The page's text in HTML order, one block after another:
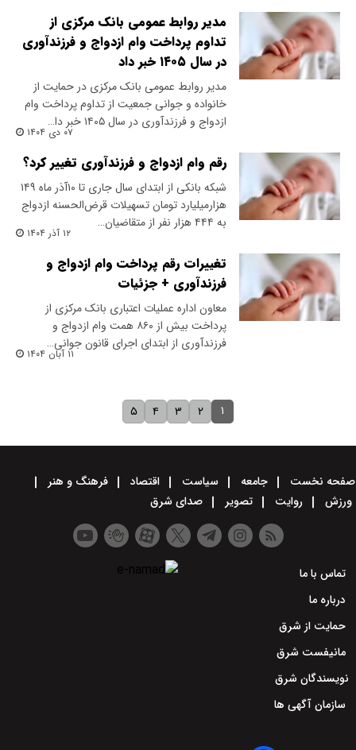
مدیر روابط عمومی بانک مرکزی از
تداوم پرداخت وام ازدواج و فرزندآوری
در سال ۱۴۰۵ خبر داد
مدیر روابط عمومی بانک مرکزی در حمایت از
خانواده و جوانی جمعیت از تداوم پرداخت وام
ازدواج و فرزندآوری در سال ۱۴۰۵ خبر دا…
۰۷ دی ۱۴۰۴
رقم وام ازدواج و فرزندآوری تغییر کرد؟
شبکه بانکی از ابتدای سال جاری تا ۱۰آذر ماه ۱۴۹
هزارمیلیارد تومان تسهیلات قرض‌الحسنه ازدواج
به ۴۴۴ هزار نفر از متقاضیان…
۱۲ آذر ۱۴۰۴
تغییرات رقم پرداخت وام ازدواج و
فرزندآوری + جزئیات
معاون اداره عملیات اعتباری بانک مرکزی از
پرداخت بیش از ۸۶۰ همت وام ازدواج و
فرزندآوری از ابتدای اجرای قانون جوانی…
۱۱ آبان ۱۴۰۴
۱ ۲ ۳ ۴ ۵
صفحه نخست جامعه سیاست اقتصاد
فرهنگ و هنر
ورزش
روایت تصویر صدای شرق
تماس با ما
درباره ما
حمایت از شرق
مانیفست شرق
نویسندگان شرق
سازمان آگهی ها